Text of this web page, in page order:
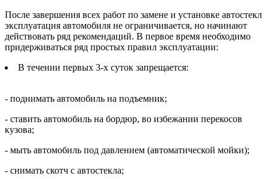
После завершения всех работ по замене и установке автостекл
эксплуатация автомобиля не ограничивается, но начинают
действовать ряд рекомендаций. В первое время необходимо
придерживаться ряд простых правил эксплуатации:
В течении первых 3-х суток запрещается:
- поднимать автомобиль на подъемник;
- ставить автомобиль на бордюр, во избежании перекосов
кузова;
- мыть автомобиль под давлением (автоматической мойки);
- снимать скотч с автостекла;